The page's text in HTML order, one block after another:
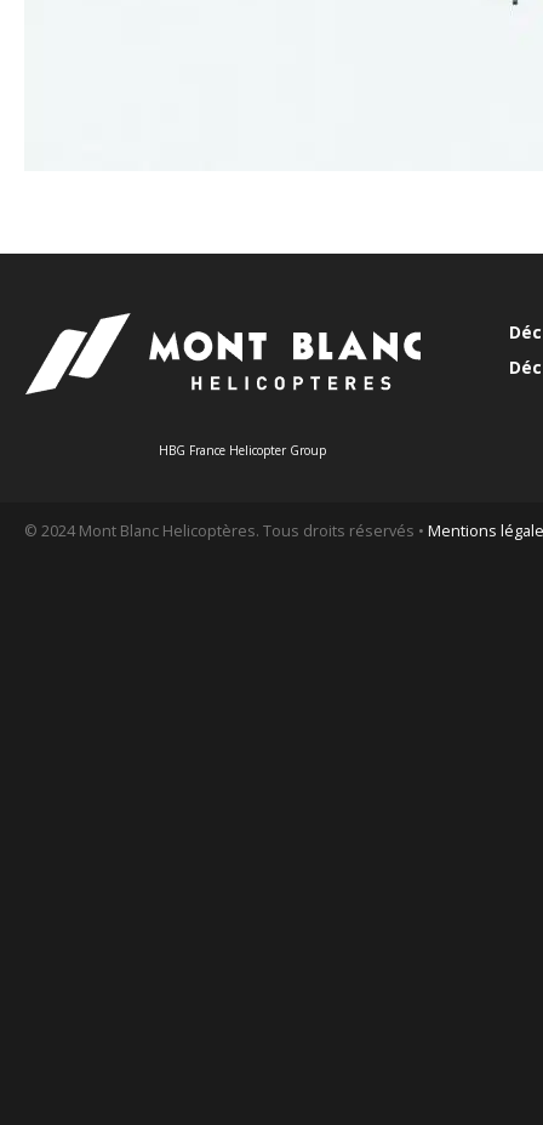
HBG France Helicopter Group
© 2024 Mont Blanc Helicoptères. Tous droits réservés • Mentions